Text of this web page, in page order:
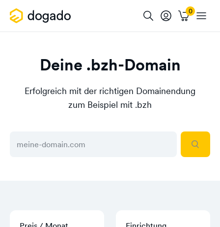
Deine .bzh-Domain
Erfolgreich mit der richtigen Domainendung
zum Beispiel mit .bzh